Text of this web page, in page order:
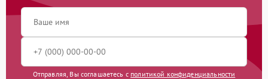
Отправляя, Вы соглашаетесь с политикой конфиденциальности